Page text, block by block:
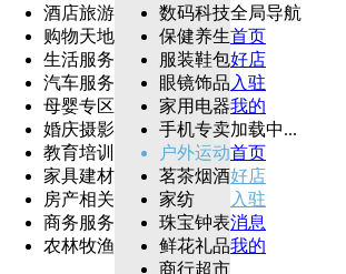
酒店旅游
购物天地
生活服务
汽车服务
母婴专区
婚庆摄影
教育培训
家具建材
房产相关
商务服务
农林牧渔
数码科技
保健养生
服装鞋包
眼镜饰品
家用电器
手机专卖
户外运动
茗茶烟酒
家纺
珠宝钟表
鲜花礼品
商行超市
全局导航
首页
好店
入驻
我的
加载中...
首页
好店
入驻
消息
我的